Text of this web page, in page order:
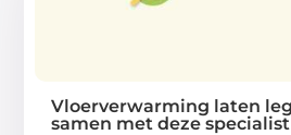
Vloerverwarming laten
samen met deze specialist